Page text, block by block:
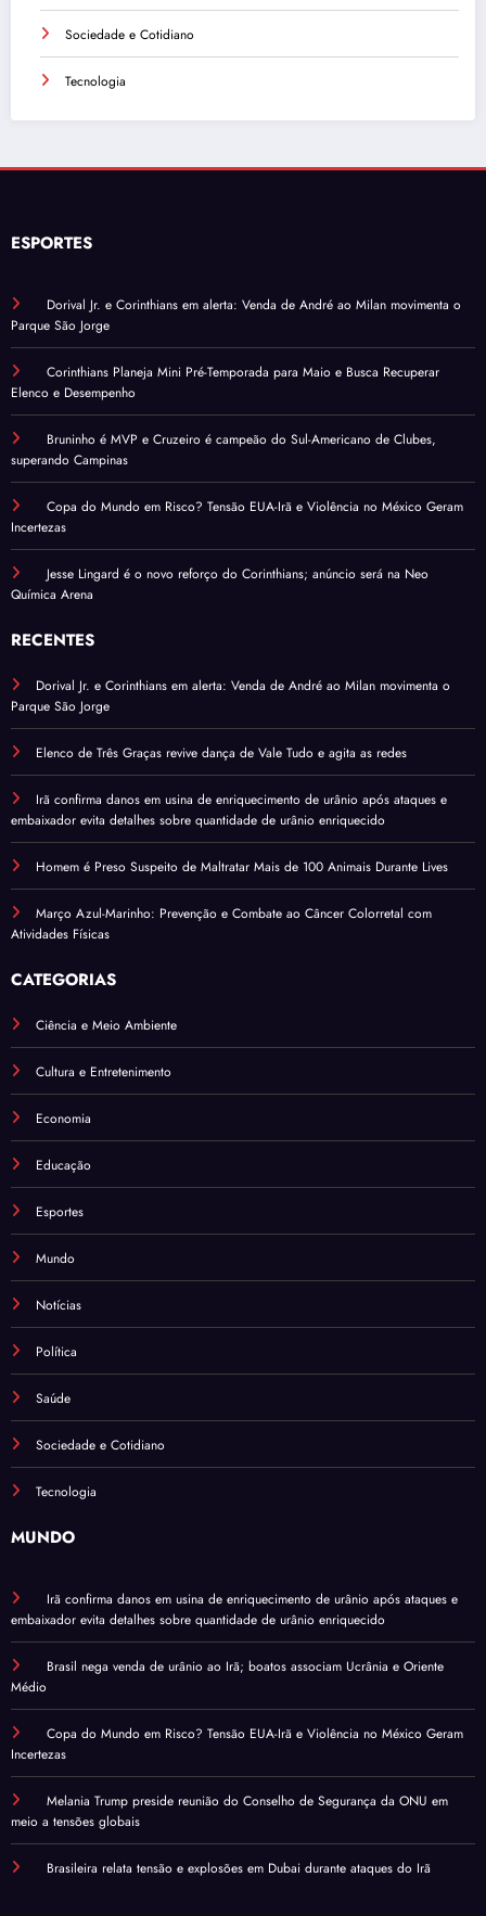
Sociedade e Cotidiano
Tecnologia
ESPORTES
Dorival Jr. e Corinthians em alerta: Venda de André ao Milan movimenta o
Parque São Jorge
Corinthians Planeja Mini Pré-Temporada para Maio e Busca Recuperar
Elenco e Desempenho
Bruninho é MVP e Cruzeiro é campeão do Sul-Americano de Clubes,
superando Campinas
Copa do Mundo em Risco? Tensão EUA-Irã e Violência no México Geram
Incertezas
Jesse Lingard é o novo reforço do Corinthians; anúncio será na Neo
Química Arena
RECENTES
Dorival Jr. e Corinthians em alerta: Venda de André ao Milan movimenta o
Parque São Jorge
Elenco de Três Graças revive dança de Vale Tudo e agita as redes
Irã confirma danos em usina de enriquecimento de urânio após ataques e
embaixador evita detalhes sobre quantidade de urânio enriquecido
Homem é Preso Suspeito de Maltratar Mais de 100 Animais Durante Lives
Março Azul-Marinho: Prevenção e Combate ao Câncer Colorretal com
Atividades Físicas
CATEGORIAS
Ciência e Meio Ambiente
Cultura e Entretenimento
Economia
Educação
Esportes
Mundo
Notícias
Política
Saúde
Sociedade e Cotidiano
Tecnologia
MUNDO
Irã confirma danos em usina de enriquecimento de urânio após ataques e
embaixador evita detalhes sobre quantidade de urânio enriquecido
Brasil nega venda de urânio ao Irã; boatos associam Ucrânia e Oriente
Médio
Copa do Mundo em Risco? Tensão EUA-Irã e Violência no México Geram
Incertezas
Melania Trump preside reunião do Conselho de Segurança da ONU em
meio a tensões globais
Brasileira relata tensão e explosões em Dubai durante ataques do Irã